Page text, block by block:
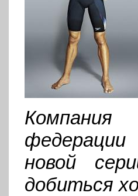
федерации
новой
добиться